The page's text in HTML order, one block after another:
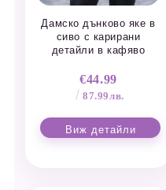
Дамско дънково яке в
сиво с карирани
детайли в кафяво
€44.99
87.99лв.
Виж детайли